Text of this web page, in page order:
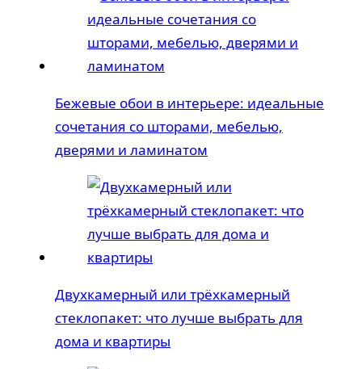
Бежевые обои в интерьере: идеальные
сочетания со шторами, мебелью,
дверями и ламинатом
Двухкамерный или трёхкамерный
стеклопакет: что лучше выбрать для
дома и квартиры